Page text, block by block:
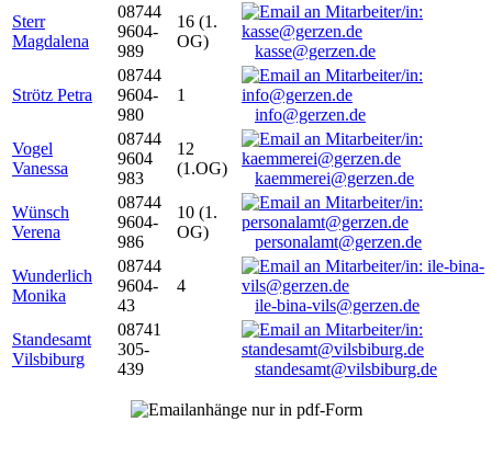
Sterr
Magdalena
08744
9604-
989
16 (1.
OG)
kasse@gerzen.de
Strötz Petra
08744
9604-
980
1
info@gerzen.de
Vogel
Vanessa
08744
9604
983
12
(1.OG)
kaemmerei@gerzen.de
Wünsch
Verena
08744
9604-
986
10 (1.
OG)
personalamt@gerzen.de
Wunderlich
Monika
08744
9604-
43
4
ile-bina-vils@gerzen.de
Standesamt
Vilsbiburg
08741
305-
439
standesamt@vilsbiburg.de